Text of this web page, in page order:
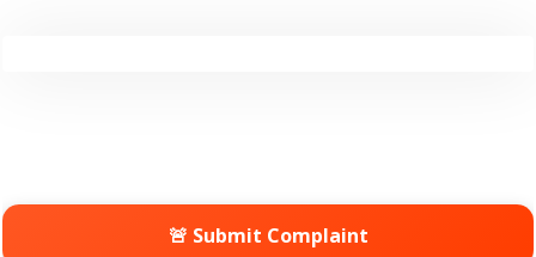
🚨 Submit Complaint